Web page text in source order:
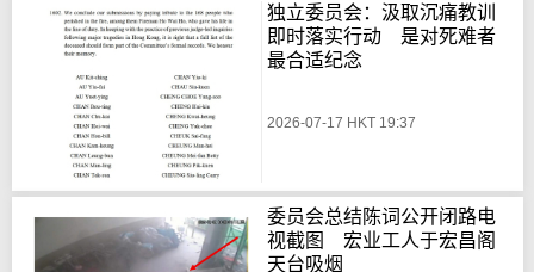
独立委员会：汲取沉痛教训
即时落实行动 是对死难者
最合适纪念
2026-07-17 HKT 19:37
委员会总结陈词公开闭路电
视截图 宏业工人于宏昌阁
天台吸烟